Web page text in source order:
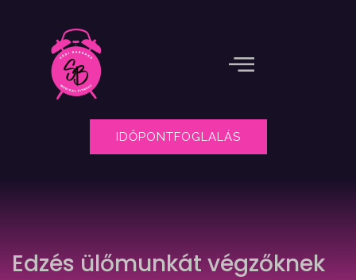
IDŐPONTFOGLALÁS
Edzés ülőmunkát végzőknek